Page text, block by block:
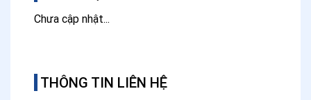
Chưa cập nhật...
THÔNG TIN LIÊN HỆ